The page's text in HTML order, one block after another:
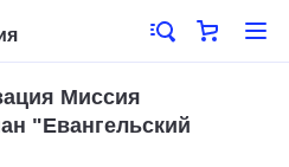
Миссия
"Евангельский